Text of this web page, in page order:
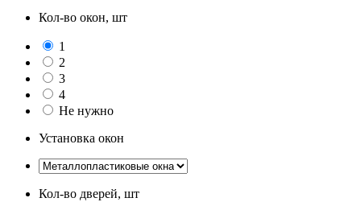
Кол-во окон, шт
1
2
3
4
Не нужно
Установка окон
Кол-во дверей, шт